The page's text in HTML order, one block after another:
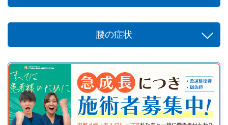
腰の症状